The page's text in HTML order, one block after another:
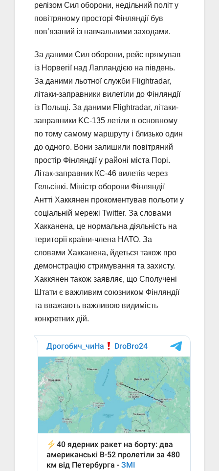
релізом Сил оборони, недільний політ у
повітряному просторі Фінляндії був
пов’язаний із навчальними заходами.
За даними Сил оборони, рейс прямував
із Норвегії над Лапландією на південь.
За даними льотної служби Flightradar,
літаки-заправники вилетіли до Фінляндії
із Польщі. За даними Flightradar, літаки-
заправники KC-135 летіли в основному
по тому самому маршруту і близько один
до одного. Вони залишили повітряний
простір Фінляндії у районі міста Порі.
Літак-заправник КС-46 вилетів через
Гельсінкі. Міністр оборони Фінляндії
Антті Хаккянен прокоментував польоти у
соціальній мережі Twitter. За словами
Хакканена, це нормальна діяльність на
території країни-члена НАТО. За
словами Хакканена, йдеться також про
демонстрацію стримування та захисту.
Хаккянен також заявляє, що Сполучені
Штати є важливим союзником Фінляндії
та вважають важливою видимість
конкретних дій.